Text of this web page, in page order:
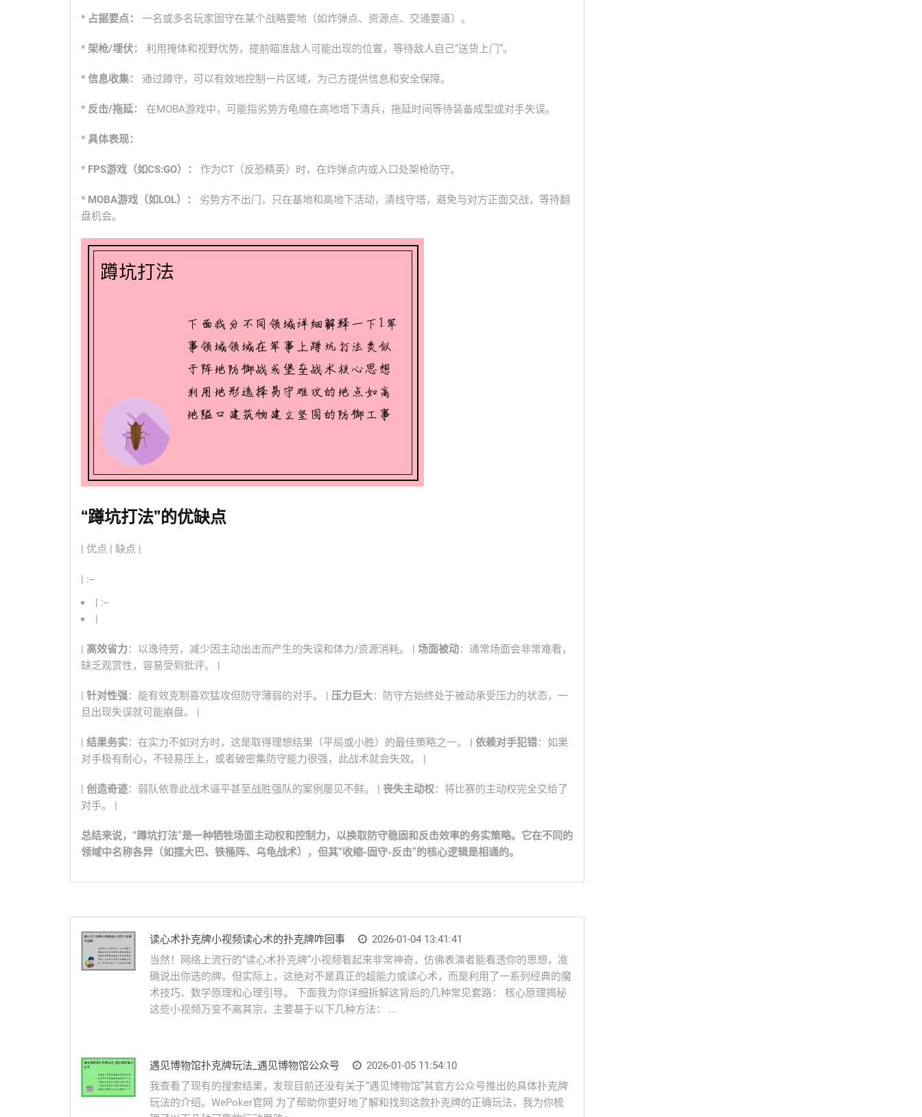
* 占据要点： 一名或多名玩家固守在某个战略要地（如炸弹点、资源点、交通要道）。
* 架枪/埋伏： 利用掩体和视野优势，提前瞄准敌人可能出现的位置，等待敌人自己“送货上门”。
* 信息收集： 通过蹲守，可以有效地控制一片区域，为己方提供信息和安全保障。
* 反击/拖延： 在MOBA游戏中，可能指劣势方龟缩在高地塔下清兵，拖延时间等待装备成型或对手失误。
* 具体表现：
* FPS游戏（如CS:GO）： 作为CT（反恐精英）时，在炸弹点内或入口处架枪防守。
* MOBA游戏（如LOL）：
劣势方不出门，只在基地和高地下活动，清线守塔，避免与对方正面交战，等待翻
盘机会。
“蹲坑打法”的优缺点
| 优点 | 缺点 |
| :--
| :--
|
| 高效省力 ：以逸待劳，减少因主动出击而产生的失误和体力/资源消耗。 | 场面被动：通常场面会非常难看，
缺乏观赏性，容易受到批评。 |
| 针对性强：能有效克制喜欢猛攻但防守薄弱的对手。 | 压力巨大：防守方始终处于被动承受压力的状态，一
旦出现失误就可能崩盘。 |
| 结果务实：在实力不如对方时，这是取得理想结果（平局或小胜）的最佳策略之一。 | 依赖对手犯错：如果
对手极有耐心，不轻易压上，或者破密集防守能力很强，此战术就会失效。 |
| 创造奇迹：弱队依靠此战术逼平甚至战胜强队的案例屡见不鲜。 | 丧失主动权：将比赛的主动权完全交给了
对手。 |
总结来说，“蹲坑打法”是一种牺牲场面主动权和控制力，以换取防守稳固和反击效率的务实策略。它在不同的
领域中名称各异（如摆大巴、铁桶阵、乌龟战术），但其“收缩-固守-反击”的核心逻辑是相通的。
读心术扑克牌小视频读心术的扑克牌咋回事
2026-01-04 13:41:41
当然！网络上流行的“读心术扑克牌”小视频看起来非常神奇，仿佛表演者能看透你的思想，准
确说出你选的牌。但实际上，这绝对不是真正的超能力或读心术，而是利用了一系列经典的魔
术技巧、数学原理和心理引导。 下面我为你详细拆解这背后的几种常见套路： 核心原理揭秘
这些小视频万变不离其宗，主要基于以下几种方法： ...
遇见博物馆扑克牌玩法_遇见博物馆公众号
2026-01-05 11:54:10
我查看了现有的搜索结果，发现目前还没有关于“遇见博物馆”其官方公众号推出的具体扑克牌
玩法的介绍。WePoker官网 为了帮助你更好地了解和找到这款扑克牌的正确玩法，我为你梳